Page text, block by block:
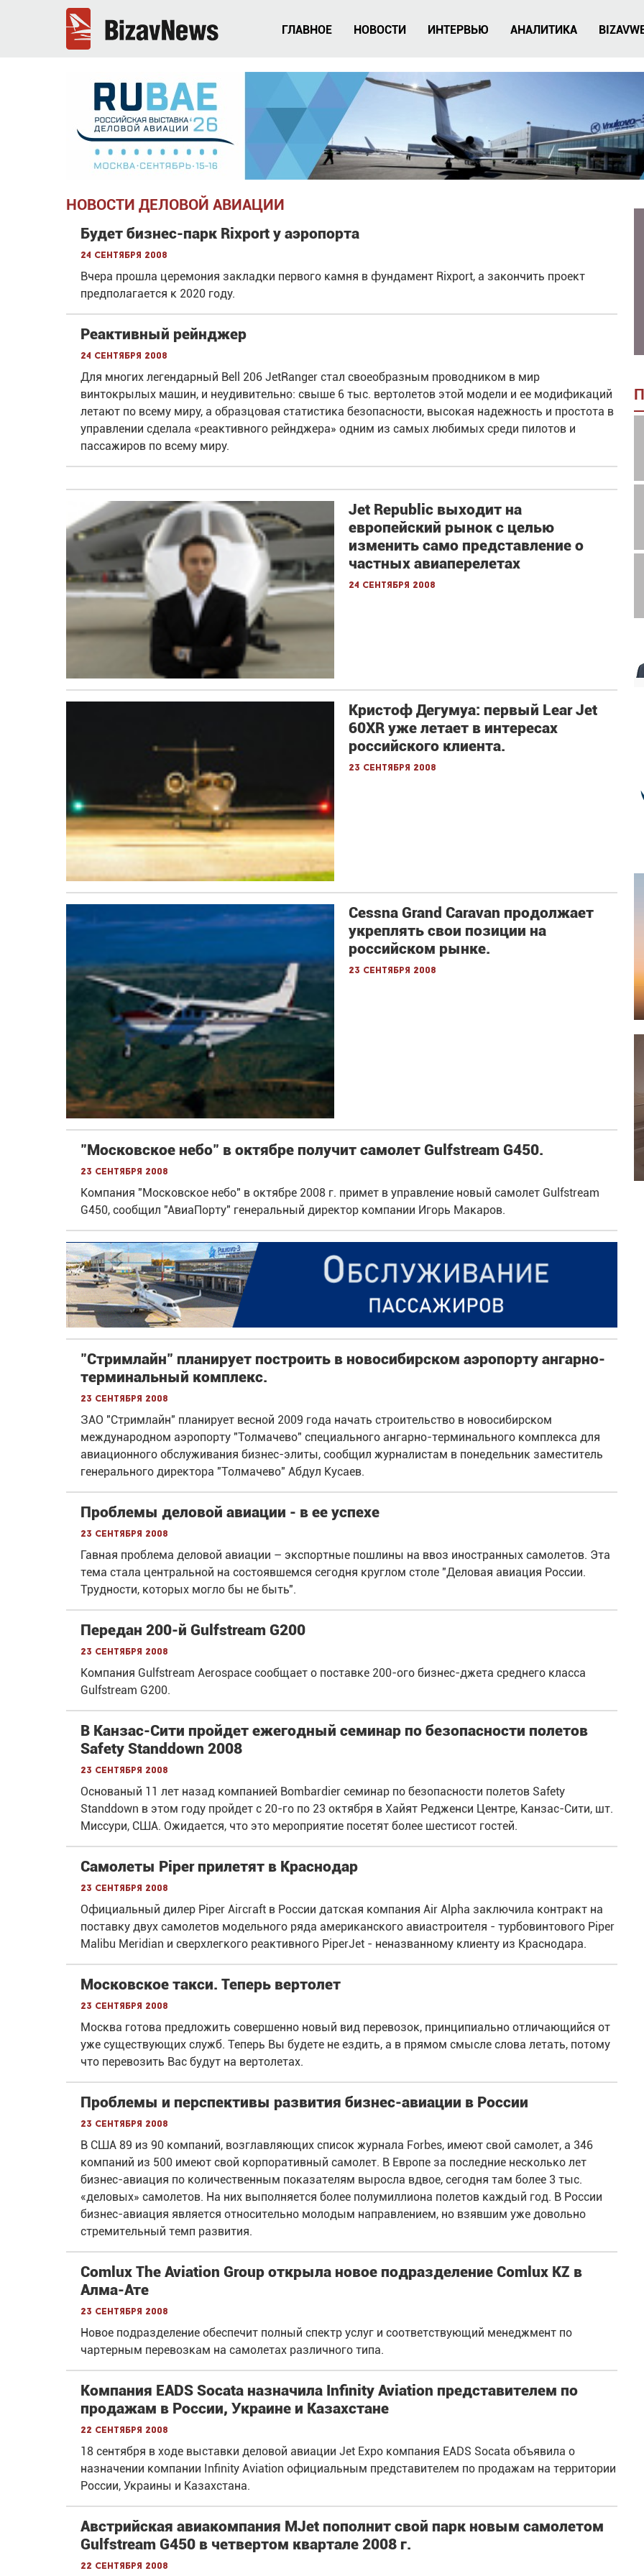
ГЛАВНОЕ НОВОСТИ ИНТЕРВЬЮ АНАЛИТИКА
НОВОСТИ ДЕЛОВОЙ АВИАЦИИ
Будет бизнес-парк Rixport у аэропорта
24 сентября 2008
Вчера прошла церемония закладки первого камня в фундамент Rixport, а закончить проект
предполагается к 2020 году.
Реактивный рейнджер
24 сентября 2008
Для многих легендарный Bell 206 JetRanger стал своеобразным проводником в мир
винтокрылых машин, и неудивительно: свыше 6 тыс. вертолетов этой модели и ее модификаций
летают по всему миру, а образцовая статистика безопасности, высокая надежность и простота в
управлении сделала «реактивного рейнджера» одним из самых любимых среди пилотов и
пассажиров по всему миру.
Jet Republic выходит на
европейский рынок с целью
изменить само представление о
частных авиаперелетах
24 сентября 2008
Кристоф Дегумуа: первый Lear Jet
60XR уже летает в интересах
российского клиента.
23 сентября 2008
Cessna Grand Caravan продолжает
укреплять свои позиции на
российском рынке.
23 сентября 2008
"Московское небо" в октябре получит самолет Gulfstream G450.
23 сентября 2008
Компания "Московское небо" в октябре 2008 г. примет в управление новый самолет Gulfstream
G450, сообщил "АвиаПорту" генеральный директор компании Игорь Макаров.
"Стримлайн" планирует построить в новосибирском аэропорту ангарно-
терминальный комплекс.
23 сентября 2008
ЗАО "Стримлайн" планирует весной 2009 года начать строительство в новосибирском
международном аэропорту "Толмачево" специального ангарно-терминального комплекса для
авиационного обслуживания бизнес-элиты, сообщил журналистам в понедельник заместитель
генерального директора "Толмачево" Абдул Кусаев.
Проблемы деловой авиации - в ее успехе
23 сентября 2008
Гавная проблема деловой авиации – экспортные пошлины на ввоз иностранных самолетов. Эта
тема стала центральной на состоявшемся сегодня круглом столе "Деловая авиация России.
Трудности, которых могло бы не быть".
Передан 200-й Gulfstream G200
23 сентября 2008
Компания Gulfstream Aerospace сообщает о поставке 200-ого бизнес-джета среднего класса
Gulfstream G200.
В Канзас-Сити пройдет ежегодный семинар по безопасности полетов
Safety Standdown 2008
23 сентября 2008
Основаный 11 лет назад компанией Bombardier семинар по безопасности полетов Safety
Standdown в этом году пройдет с 20-го по 23 октября в Хайят Редженси Центре, Канзас-Сити, шт.
Миссури, США. Ожидается, что это мероприятие посетят более шестисот гостей.
Самолеты Piper прилетят в Краснодар
23 сентября 2008
Официальный дилер Piper Aircraft в России датская компания Air Alpha заключила контракт на
поставку двух самолетов модельного ряда американского авиастроителя - турбовинтового Piper
Malibu Meridian и сверхлегкого реактивного PiperJet - неназванному клиенту из Краснодара.
Московское такси. Теперь вертолет
23 сентября 2008
Москва готова предложить совершенно новый вид перевозок, принципиально отличающийся от
уже существующих служб. Теперь Вы будете не ездить, а в прямом смысле слова летать, потому
что перевозить Вас будут на вертолетах.
Проблемы и перспективы развития бизнес-авиации в России
23 сентября 2008
В США 89 из 90 компаний, возглавляющих список журнала Forbes, имеют свой самолет, а 346
компаний из 500 имеют свой корпоративный самолет. В Европе за последние несколько лет
бизнес-авиация по количественным показателям выросла вдвое, сегодня там более 3 тыс.
«деловых» самолетов. На них выполняется более полумиллиона полетов каждый год. В России
бизнес-авиация является относительно молодым направлением, но взявшим уже довольно
стремительный темп развития.
Comlux The Aviation Group открыла новое подразделение Comlux KZ в
Алма-Ате
23 сентября 2008
Новое подразделение обеспечит полный спектр услуг и соответствующий менеджмент по
чартерным перевозкам на самолетах различного типа.
Компания EADS Socata назначила Infinity Aviation представителем по
продажам в России, Украине и Казахстане
22 сентября 2008
18 сентября в ходе выставки деловой авиации Jet Expo компания EADS Socata объявила о
назначении компании Infinity Aviation официальным представителем по продажам на территории
России, Украины и Казахстана.
Австрийская авиакомпания MJet пополнит свой парк новым самолетом
Gulfstream G450 в четвертом квартале 2008 г.
22 сентября 2008